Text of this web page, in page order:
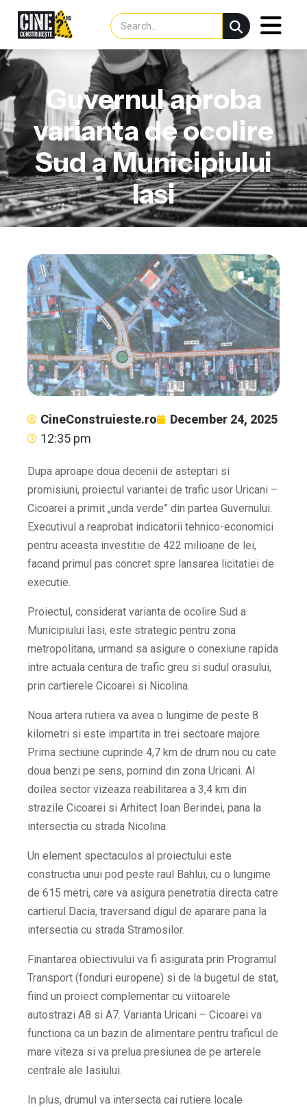
Guvernul aproba
varianta de ocolire
Sud a Municipiului
Iasi
CineConstruieste.ro
December 24, 2025
12:35 pm
Dupa aproape doua decenii de asteptari si
promisiuni, proiectul variantei de trafic usor Uricani –
Cicoarei a primit „unda verde” din partea Guvernului.
Executivul a reaprobat indicatorii tehnico-economici
pentru aceasta investitie de 422 milioane de lei,
facand primul pas concret spre lansarea licitatiei de
executie.
Proiectul, considerat varianta de ocolire Sud a
Municipiului Iasi, este strategic pentru zona
metropolitana, urmand sa asigure o conexiune rapida
intre actuala centura de trafic greu si sudul orasului,
prin cartierele Cicoarei si Nicolina.
Noua artera rutiera va avea o lungime de peste 8
kilometri si este impartita in trei sectoare majore.
Prima sectiune cuprinde 4,7 km de drum nou cu cate
doua benzi pe sens, pornind din zona Uricani. Al
doilea sector vizeaza reabilitarea a 3,4 km din
strazile Cicoarei si Arhitect Ioan Berindei, pana la
intersectia cu strada Nicolina.
Un element spectaculos al proiectului este
constructia unui pod peste raul Bahlui, cu o lungime
de 615 metri, care va asigura penetratia directa catre
cartierul Dacia, traversand digul de aparare pana la
intersectia cu strada Stramosilor.
Finantarea obiectivului va fi asigurata prin Programul
Transport (fonduri europene) si de la bugetul de stat,
fiind un proiect complementar cu viitoarele
autostrazi A8 si A7. Varianta Uricani – Cicoarei va
functiona ca un bazin de alimentare pentru traficul de
mare viteza si va prelua presiunea de pe arterele
centrale ale Iasiului.
In plus, drumul va intersecta cai rutiere locale